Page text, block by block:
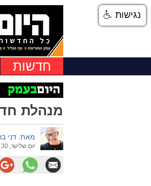
חדשות
מנהלת
מאת: דני
יום שלישי, 30 ביוני 2026, 08:43
נגישות